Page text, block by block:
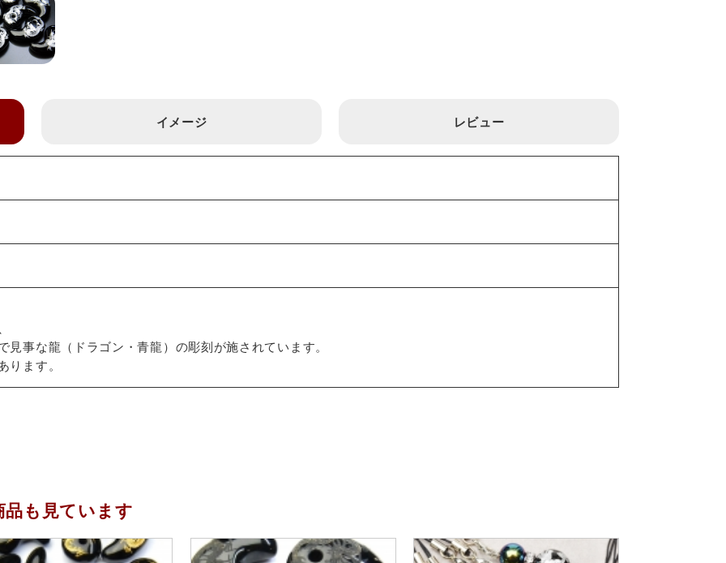
イメージ レビュー
見事な龍（ドラゴン・青龍）の彫刻が施されています。
ります。
も見ています